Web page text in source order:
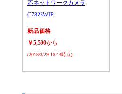
応ネットワークカメラ
C7823WIP
新品価格
￥5,590から
(2018/3/29 10:43時点)